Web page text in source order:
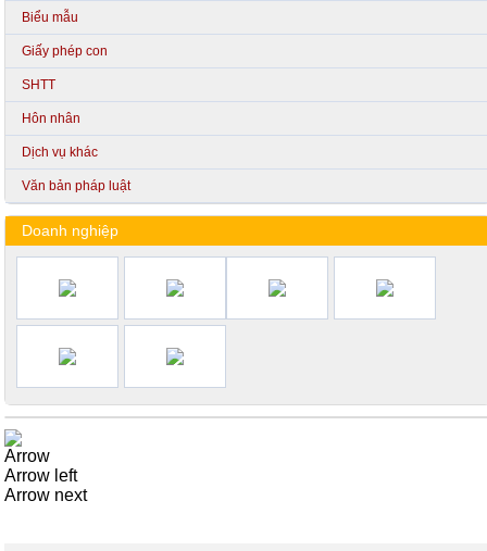
Biểu mẫu
Giấy phép con
SHTT
Hôn nhân
Dịch vụ khác
Văn bản pháp luật
Doanh nghiệp
Arrow
Arrow left
Arrow next